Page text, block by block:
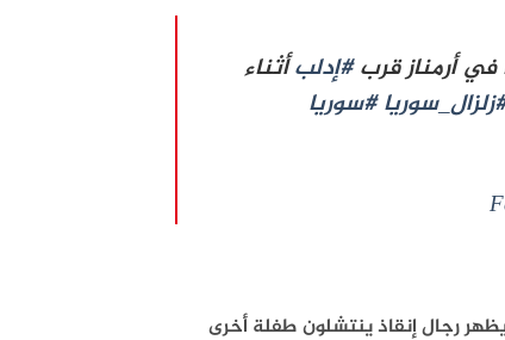
أرمناز قرب#إدلبأثناء
#سوريا
رجال إنقاذ ينتشلون طفلة أخرى